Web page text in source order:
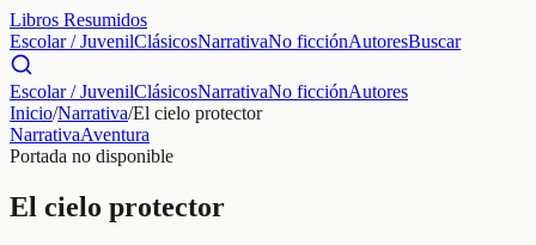
Libros Resumidos
Escolar / JuvenilClásicosNarrativaNo ficciónAutoresBuscar
Escolar / JuvenilClásicosNarrativaNo ficciónAutores
Inicio/Narrativa/El cielo protector
NarrativaAventura
Portada no disponible
El cielo protector